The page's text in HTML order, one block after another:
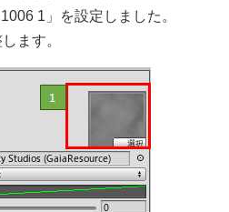
1」を設定しました。
ます。